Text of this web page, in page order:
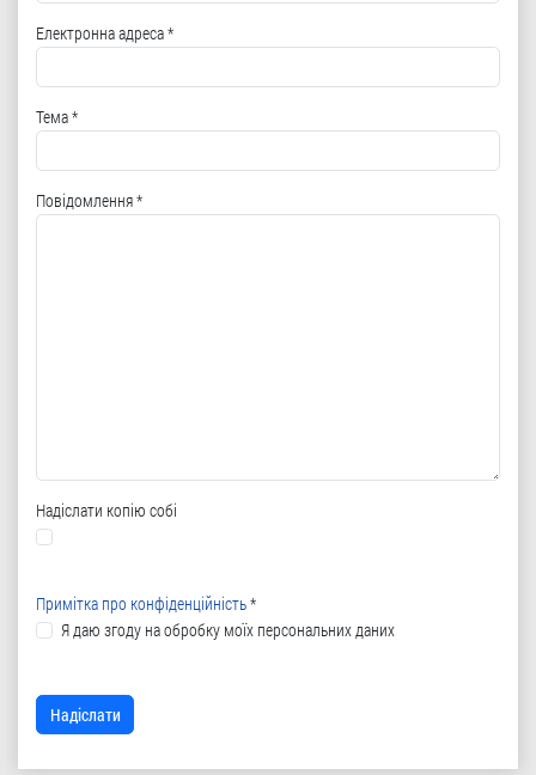
Електронна адреса*
Тема*
Повідомлення*
Надіслати копію собі
Примітка про конфіденційність*
Примітка про конфіденційність
Я даю згоду на обробку моїх персональних даних
CAPTCHA*
Надіслати